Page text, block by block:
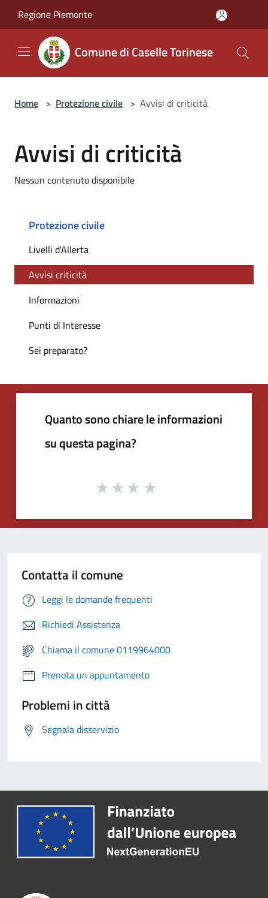
Regione Piemonte
Comune di Caselle Torinese
Home > Protezione civile > Avvisi di criticità
Avvisi di criticità
Nessun contenuto disponibile
Protezione civile
Livelli d'Allerta
Avvisi criticità
Informazioni
Punti di Interesse
Sei preparato?
Quanto sono chiare le informazioni
su questa pagina?
Contatta il comune
Leggi le domande frequenti
Richiedi Assistenza
Chiama il comune 0119964000
Prenota un appuntamento
Problemi in città
Segnala disservizio